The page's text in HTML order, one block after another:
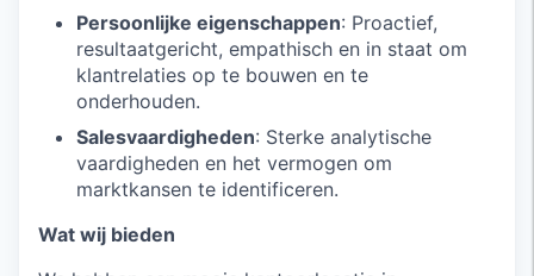
Persoonlijke eigenschappen: Proactief,
resultaatgericht, empathisch en in staat om
klantrelaties op te bouwen en te
onderhouden.
Salesvaardigheden: Sterke analytische
vaardigheden en het vermogen om
marktkansen te identificeren.
Wat wij bieden